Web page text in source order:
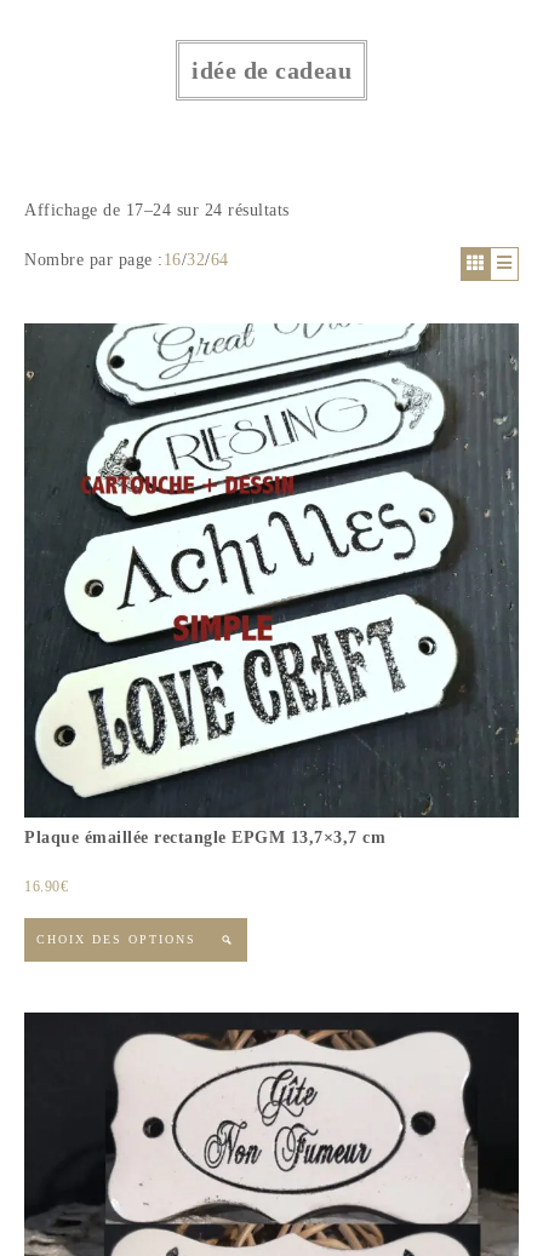
idée de cadeau
Affichage de 17–24 sur 24 résultats
Nombre par page : 16/32/64
Plaque émaillée rectangle EPGM 13,7×3,7 cm
16.90€
CHOIX DES OPTIONS 